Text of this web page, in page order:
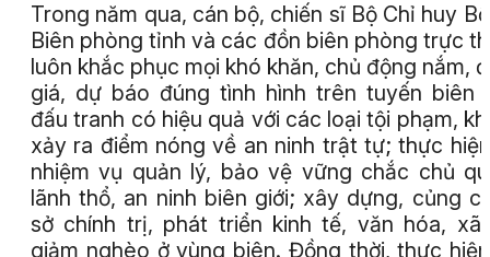
Trong năm qua, cán bộ, chiến sĩ Bộ Chỉ huy
Biên phòng tỉnh và các đồn biên phòng trực
luôn khắc phục mọi khó khăn, chủ động nắm,
giá, dự báo đúng tình hình trên tuyến biên
đấu tranh có hiệu quả với các loại tội phạm,
xảy ra điểm nóng về an ninh trật tự; thực
nhiệm vụ quản lý, bảo vệ vững chắc chủ
lãnh thổ, an ninh biên giới; xây dựng, củng
sở chính trị, phát triển kinh tế, văn hóa, xã
giảm nghèo ở vùng biên. Đồng thời, thực